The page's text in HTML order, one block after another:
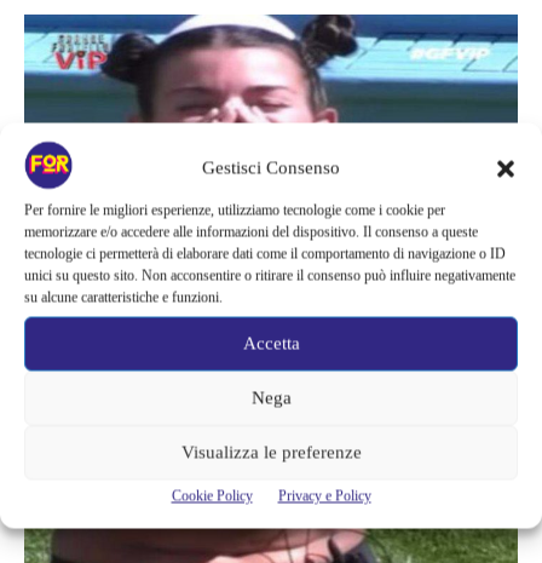
Gestisci Consenso
Per fornire le migliori esperienze, utilizziamo tecnologie come i cookie per
memorizzare e/o accedere alle informazioni del dispositivo. Il consenso a queste
tecnologie ci permetterà di elaborare dati come il comportamento di navigazione o ID
unici su questo sito. Non acconsentire o ritirare il consenso può influire negativamente
su alcune caratteristiche e funzioni.
Accetta
Nega
Visualizza le preferenze
Cookie Policy Privacy e Policy